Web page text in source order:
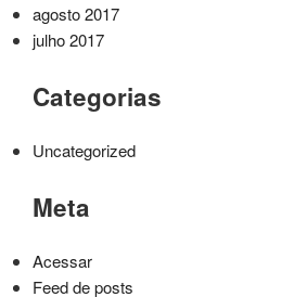
agosto 2017
julho 2017
Categorias
Uncategorized
Meta
Acessar
Feed de posts